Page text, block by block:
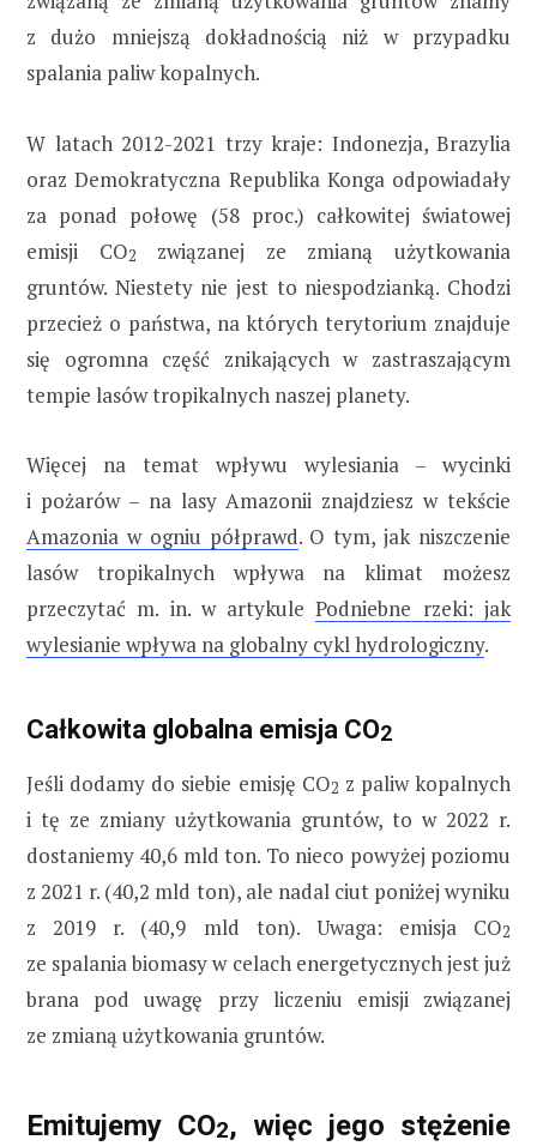
z dużo mniejszą dokładnością niż w przypadku
spalania paliw kopalnych.
W latach 2012-2021 trzy kraje: Indonezja, Brazylia
oraz Demokratyczna Republika Konga odpowiadały
za ponad połowę (58 proc.) całkowitej światowej
emisji CO2
związanej ze zmianą użytkowania
gruntów. Niestety nie jest to niespodzianką. Chodzi
przecież o państwa, na których terytorium znajduje
się ogromna część znikających w zastraszającym
tempie lasów tropikalnych naszej planety.
Więcej na temat wpływu wylesiania – wycinki
i pożarów – na lasy Amazonii znajdziesz w tekście
Amazonia w ogniu półprawd. O tym, jak niszczenie
lasów tropikalnych wpływa na klimat możesz
przeczytać m. in. w artykulePodniebne rzeki: jak
wylesianie wpływa na globalny cykl hydrologiczny.
Całkowita globalna emisja CO2
Jeśli dodamy do siebie emisję CO2 z paliw kopalnych
i tę ze zmiany użytkowania gruntów, to w 2022 r.
dostaniemy 40,6 mld ton. To nieco powyżej poziomu
z 2021 r. (40,2 mld ton), ale nadal ciut poniżej wyniku
z 2019 r. (40,9 mld ton). Uwaga: emisja CO2
ze spalania biomasy w celach energetycznych jest już
brana pod uwagę przy liczeniu emisji związanej
ze zmianą użytkowania gruntów.
Emitujemy CO2, więc jego stężenie